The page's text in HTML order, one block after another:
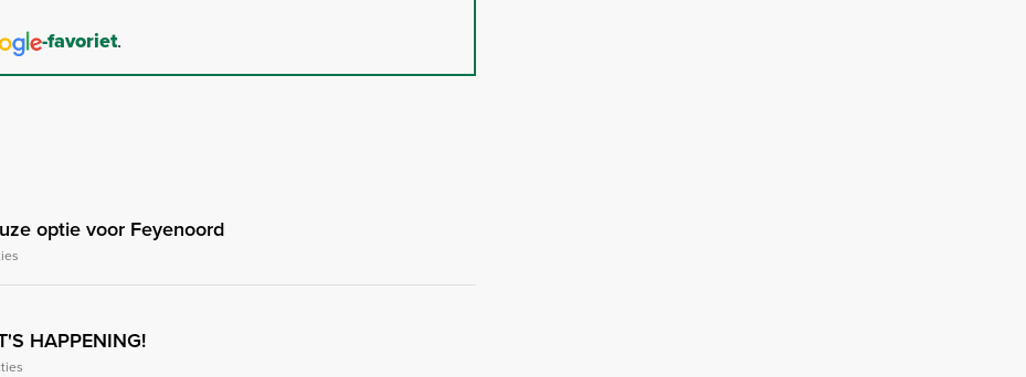
-favoriet.
optie voor Feyenoord
HAPPENING!